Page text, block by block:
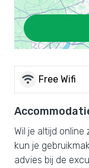
wifi Free Wifi
Wil je altijd online
kun je
advies bij de